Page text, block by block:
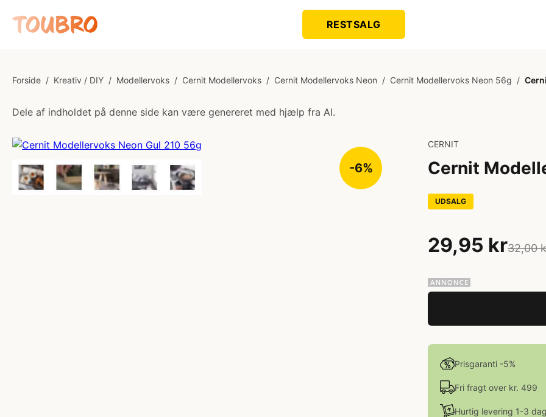
RESTSALG
Forside / Kreativ / DIY / Modellervoks / Cernit Modellervoks / Cernit Modellervoks Neon / Cernit Modellervoks Neon 56g /
Dele af indholdet på denne side kan være genereret med hjælp fra AI.
-6%
CERNIT
Cernit
UDSALG
29,95 kr32,00
Prisgaranti -5%
Fri fragt over kr. 499
Hurtig levering 1-3